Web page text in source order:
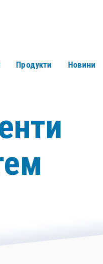
Продукти Новини